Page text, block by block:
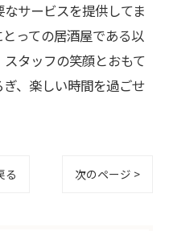
サービスを提供してま
っての居酒屋である以
タッフの笑顔とおもて
、楽しい時間を過ごせ
る 次のページ >